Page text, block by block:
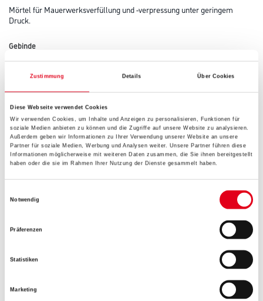
Zustimmung Details Über Cookies
Diese Webseite verwendet Cookies
Wir verwenden Cookies, um Inhalte und Anzeigen zu personalisieren, Funktionen für
soziale Medien anbieten zu können und die Zugriffe auf unsere Website zu analysieren.
Außerdem geben wir Informationen zu Ihrer Verwendung unserer Website an unsere
Partner für soziale Medien, Werbung und Analysen weiter. Unsere Partner führen diese
Informationen möglicherweise mit weiteren Daten zusammen, die Sie ihnen bereitgestellt
haben oder die sie im Rahmen Ihrer Nutzung der Dienste gesammelt haben.
Notwendig
Präferenzen
Statistiken
Marketing
Mörtel für Mauerwerksverfüllung und -verpressung unter geringem
Druck.
Gebinde
Umrechnungsfaktoren
Verarbeitungstemp./Luftfeuchte
Nicht verarbeiten, abbinden und erhärten lassen bei Luft-,